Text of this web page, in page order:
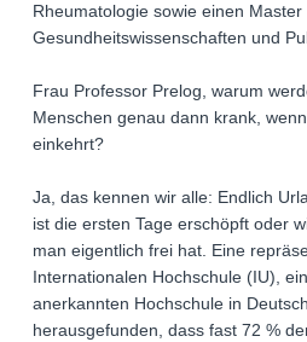
Rheumatologie sowie einen Master
Gesundheitswissenschaften und
Frau Professor Prelog, warum
Menschen genau dann krank,
einkehrt?
Ja, das kennen wir alle: Endlich
ist die ersten Tage erschöpft oder
man eigentlich frei hat. Eine
Internationalen Hochschule (IU),
anerkannten Hochschule in
herausgefunden, dass fast 72 %